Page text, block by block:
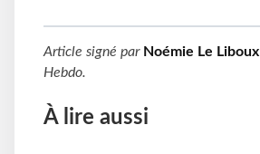
Article signé par Noémie Le Liboux
Hebdo.
À lire aussi